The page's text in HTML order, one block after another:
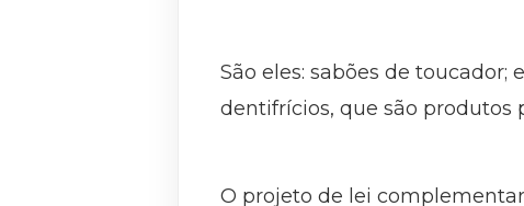
São eles: sabões de toucador;
dentifrícios, que são produtos
O projeto de lei